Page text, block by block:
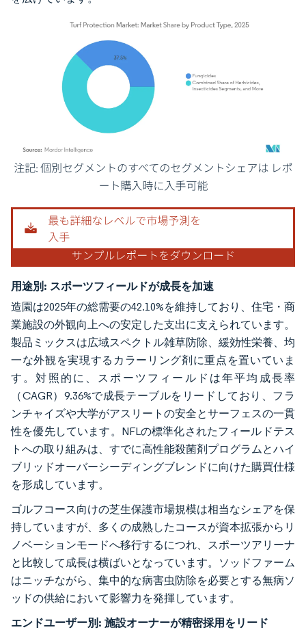
画像 © Mordor Intelligence。再利用にはCC BY 4.0の表示が必要です。
用途別: スポーツフィールドが成長を加速
造園は2025年の総需要の42.10%を維持しており、住宅・商
業施設の外観向上への安定した支出に支えられています。
製品ミックスは広域スペクトル雑草防除、緩効性栄養、均
一な外観を実現するカラーリング剤に重点を置いていま
す。対照的に、スポーツフィールドは年平均成長率
（CAGR）9.36%で成長テーブルをリードしており、フラ
ンチャイズや大学がアスリートの安全とサーフェスの一貫
性を優先しています。NFLの標準化されたフィールドテス
トへの取り組みは、すでに高性能殺菌剤プログラムとハイ
ブリッドオーバーシーディングブレンドに向けた購買仕様
を形成しています。
ゴルフコース向けの芝生保護市場規模は相当なシェアを保
持していますが、多くの成熟したコースが資本拡張からリ
ノベーションモードへ移行するにつれ、スポーツアリーナ
と比較して成長は横ばいとなっています。ソッドファーム
はニッチながら、集中的な病害虫防除を必要とする無病ソ
ッドの供給において影響力を発揮しています。
エンドユーザー別: 施設オーナーが精密採用をリード